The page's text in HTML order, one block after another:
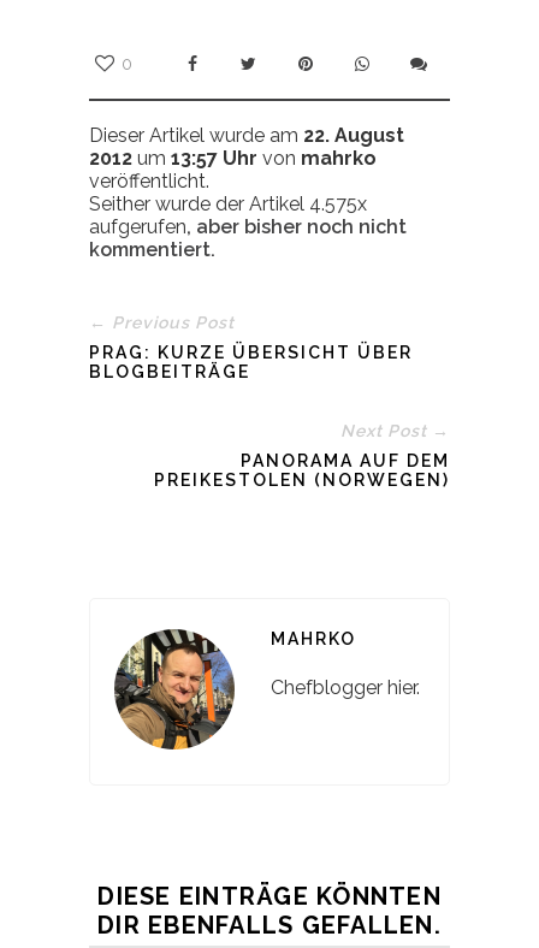
0
Dieser Artikel wurde am 22. August
2012 um 13:57 Uhr von mahrko
veröffentlicht.
Seither wurde der Artikel 4.575x
aufgerufen, aber bisher noch nicht
kommentiert.
← Previous Post
PRAG: KURZE ÜBERSICHT ÜBER
BLOGBEITRÄGE
Next Post →
PANORAMA AUF DEM
PREIKESTOLEN (NORWEGEN)
MAHRKO
Chefblogger hier.
DIESE EINTRÄGE KÖNNTEN
DIR EBENFALLS GEFALLEN.